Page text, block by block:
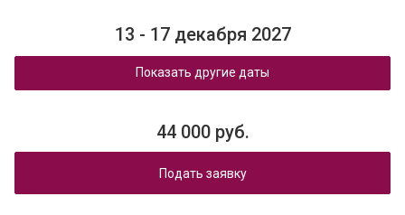
13 - 17 декабря 2027
Показать другие даты
44 000 руб.
Подать заявку